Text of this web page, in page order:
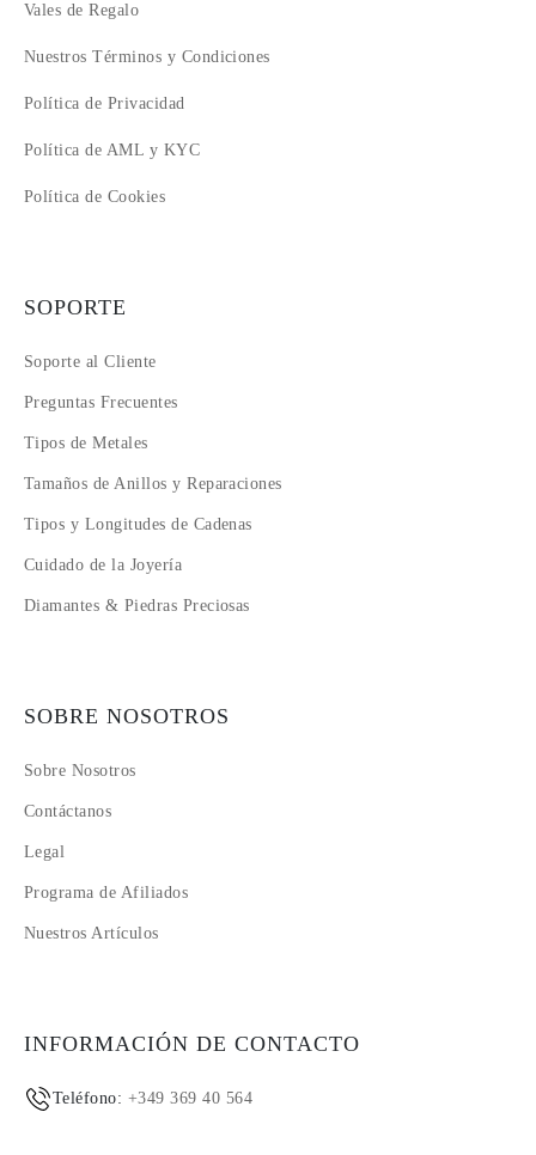
Vales de Regalo
Nuestros Términos y Condiciones
Política de Privacidad
Política de AML y KYC
Política de Cookies
SOPORTE
Soporte al Cliente
Preguntas Frecuentes
Tipos de Metales
Tamaños de Anillos y Reparaciones
Tipos y Longitudes de Cadenas
Cuidado de la Joyería
Diamantes & Piedras Preciosas
SOBRE NOSOTROS
Sobre Nosotros
Contáctanos
Legal
Programa de Afiliados
Nuestros Artículos
INFORMACIÓN DE CONTACTO
Teléfono: +349 369 40 564